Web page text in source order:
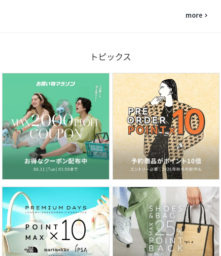
more navigate_next
トピックス